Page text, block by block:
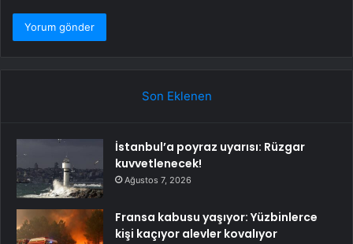
Son Eklenen
İstanbul’a poyraz uyarısı: Rüzgar
kuvvetlenecek!
Ağustos 7, 2026
Fransa kabusu yaşıyor: Yüzbinlerce
kişi kaçıyor alevler kovalıyor